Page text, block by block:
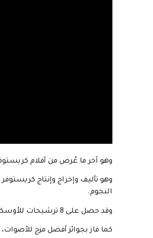
وهو آخر ما عُرض من أفلام كريستوفر
وهو تأليف وإخراج وإنتاج
النجوم.
وقد حصل على 8 ترشيحات للأوسكار منها أفضل فيلم وأفضل مخرج.
كما فاز بجوائز أفضل مزج